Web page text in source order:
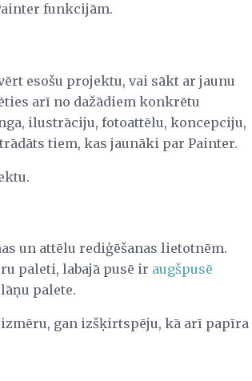
funkcijām.
esošu projektu, vai sākt ar jaunu
arī no dažādiem konkrētu
ilustrāciju, fotoattēlu, koncepciju,
tiem, kas jaunāki par Painter.
un attēlu rediģēšanas lietotnēm.
paleti, labajā pusē ir augšpusē
palete.
gan izšķirtspēju, kā arī papīra